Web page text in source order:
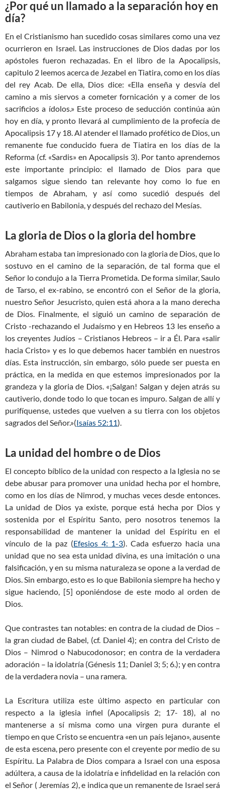
¿Por qué un llamado a la separación hoy en
día?
En el Cristianismo han sucedido cosas similares como una vez
ocurrieron en Israel. Las instrucciones de Dios dadas por los
apóstoles fueron rechazadas. En el libro de la Apocalipsis,
capitulo 2 leemos acerca de Jezabel en Tiatira, como en los días
del rey Acab. De ella, Dios dice: «Ella enseña y desvía del
camino a mis siervos a cometer fornicación y a comer de los
sacrificios a ídolos.» Este proceso de seducción continúa aún
hoy en día, y pronto llevará al cumplimiento de la profecía de
Apocalipsis 17y 18. Al atender el llamado profético de Dios, un
remanente fue conducido fuera de Tiatira en los días de la
Reforma (cf. «Sardis» en Apocalipsis 3). Por tanto aprendemos
este importante principio: el llamado de Dios para que
salgamos sigue siendo tan relevante hoy como lo fue en
tiempos de Abraham, y así como sucedió después del
cautiverio en Babilonia, y después del rechazo del Mesías.
La gloria de Dios o la gloria del hombre
Abraham estaba tan impresionado con la gloria de Dios, que lo
sostuvo en el camino de la separación, de tal forma que el
Señor lo condujo a la Tierra Prometida. De forma similar, Saulo
de Tarso, el ex-rabino, se encontró con el Señor de la gloria,
nuestro Señor Jesucristo, quien está ahora a la mano derecha
de Dios. Finalmente, el siguió un camino de separación de
Cristo -rechazando el Judaísmo y en Hebreos 13 les enseño a
los creyentes Judíos – Cristianos Hebreos – ir a Él. Para «salir
hacia Cristo» y es lo que debemos hacer también en nuestros
días. Esta instrucción, sin embargo, sólo puede ser puesta en
práctica, en la medida en que estemos impresionados por la
grandeza y la gloria de Dios. «¡Salgan! Salgan y dejen atrás su
cautiverio, donde todo lo que tocan es impuro. Salgan de allí y
purifíquense, ustedes que vuelven a su tierra con los objetos
sagrados del Señor.»(Isaías 52:11).
La unidad del hombre o de Dios
El concepto bíblico de la unidad con respecto a la Iglesia no se
debe abusar para promover una unidad hecha por el hombre,
como en los días de Nimrod, y muchas veces desde entonces.
La unidad de Dios ya existe, porque está hecha por Dios y
sostenida por el Espíritu Santo, pero nosotros tenemos la
responsabilidad de mantener la unidad del Espíritu en el
vínculo de la paz (Efesios 4: 1-3). Cada esfuerzo hacia una
unidad que no sea esta unidad divina, es una imitación o una
falsificación, y en su misma naturaleza se opone a la verdad de
Dios. Sin embargo, esto es lo que Babilonia siempre ha hecho y
sigue haciendo, [5] oponiéndose de este modo al orden de
Dios.
Que contrastes tan notables: en contra de la ciudad de Dios –
la gran ciudad de Babel, (cf. Daniel 4); en contra del Cristo de
Dios – Nimrod o Nabucodonosor; en contra de la verdadera
adoración – la idolatría (Génesis 11; Daniel 3; 5; 6.); y en contra
de la verdadera novia – una ramera.
La Escritura utiliza este último aspecto en particular con
respecto a la iglesia infiel (Apocalipsis 2; 17- 18), al no
mantenerse a sí misma como una virgen pura durante el
tiempo en que Cristo se encuentra «en un país lejano», ausente
de esta escena, pero presente con el creyente por medio de su
Espíritu. La Palabra de Dios compara a Israel con una esposa
adúltera, a causa de la idolatría e infidelidad en la relación con
el Señor ( Jeremías 2), e indica que un remanente de Israel será